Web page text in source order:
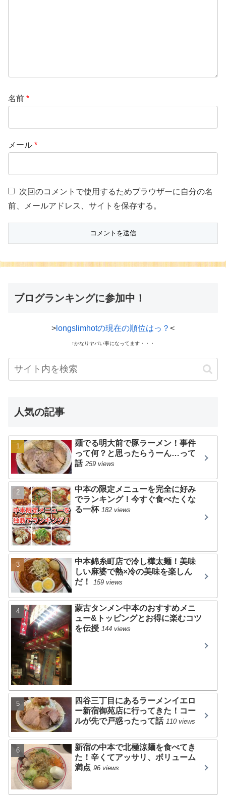
名前 *
メール *
次回のコメントで使用するためブラウザーに自分の名
前、メールアドレス、サイトを保存する。
ブログランキングに参加中！
> longslimhotの現在の順位はっ？ <
↑かなりヤバい事になってます・・・
人気の記事
麺でる明大前で豚ラーメン！事件
って何？と思ったらうーん…って
話 259 views
中本の限定メニューを完全に好み
でランキング！今すぐ食べたくな
る一杯 182 views
中本錦糸町店で冷し樺太麺！美味
しい麻婆で熱×冷の美味を楽しん
だ！
159 views
蒙古タンメン中本のおすすめメニ
ュー&トッピングとお得に楽むコツ
を伝授 144 views
四谷三丁目にあるラーメンイエロ
ー新宿御苑店に行ってきた！コー
ルが先で戸惑ったって話 110 views
新宿の中本で北極涼麺を食べてき
た！辛くてアッサリ、ボリューム
満点 96 views